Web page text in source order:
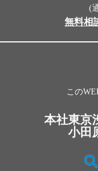
(
無料相
この
本社東京
小田